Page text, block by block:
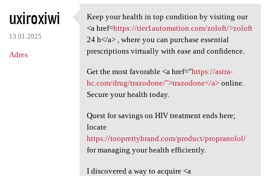
K
o
m
e
uxiroxiwi
13.01.2025
Adres
Keep your health in top
Keep your health in top condition by visiting our
<a href=https://tier1automation.com/zoloft/>zoloft
24 h</a> , where you can purchase essential
prescriptions virtually with ease and confidence.
Get the most favorable <a href="https://astra-
hc.com/drug/trazodone/">trazodone</a>online.
Secure your health today.
Quest for savings on HIV treatment ends here;
locate
https://tooprettybrand.com/product/propranolol/
for managing your health efficiently.
I discovered a way to acquire <a